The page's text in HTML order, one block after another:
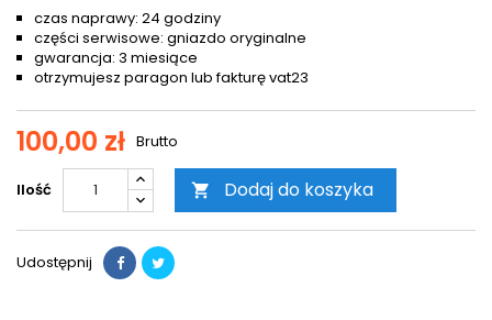
czas naprawy: 24 godziny
części serwisowe: gniazdo oryginalne
gwarancja: 3 miesiące
otrzymujesz paragon lub fakturę vat23
100,00 zł Brutto
Ilość  Dodaj do koszyka
Udostępnij